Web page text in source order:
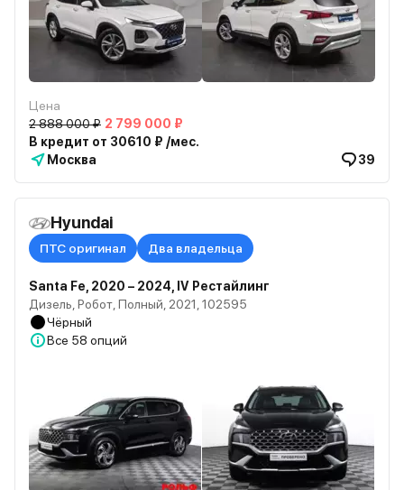
Цена
2 888 000 ₽ 2 799 000 ₽
В кредит от 30610 ₽ /мес.
Москва
39
Hyundai
ПТС оригинал Два владельца
Santa Fe, 2020 – 2024, IV Рестайлинг
Дизель, Робот, Полный, 2021, 102595
Чёрный
Все 58 опций